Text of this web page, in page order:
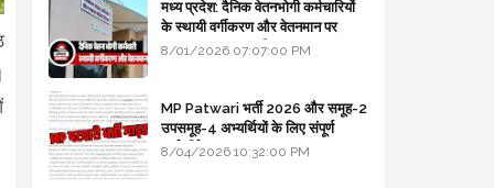
मध्य प्रदेश: दैनिक वेतनभोगी कर्मचारियों
के स्थायी वर्गीकरण और वेतनमान पर
सरकार का बड़ा स्पष्टीकरण
8/01/2026 07:07:00 PM
MP Patwari भर्ती 2026 और समूह-2
उपसमूह-4 अभ्यर्थियों के लिए संपूर्ण
मार्गदर्शिका
8/04/2026 10:32:00 PM